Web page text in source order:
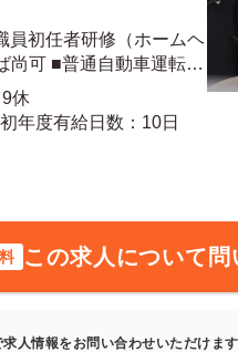
員初任者研修（ホームヘ
尚可 ■普通自動車運転免
験不問 ■高齢者施設で
休
年間休日日数：108日 初年度有給日数：10日
この求人について問
求人情報をお問い合わせいただけます